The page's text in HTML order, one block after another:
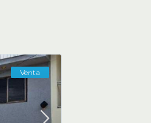
Venta